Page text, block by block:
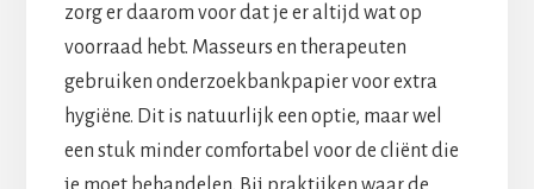
zorg er daarom voor dat je er altijd wat op
voorraad hebt. Masseurs en therapeuten
gebruiken onderzoekbankpapier voor extra
hygiëne. Dit is natuurlijk een optie, maar wel
een stuk minder comfortabel voor de cliënt die